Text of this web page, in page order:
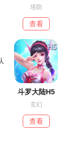
塔防
查看
斗罗大陆H5
玄幻
查看